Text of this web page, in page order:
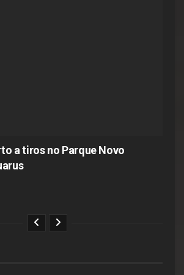
a tiros no Parque Novo